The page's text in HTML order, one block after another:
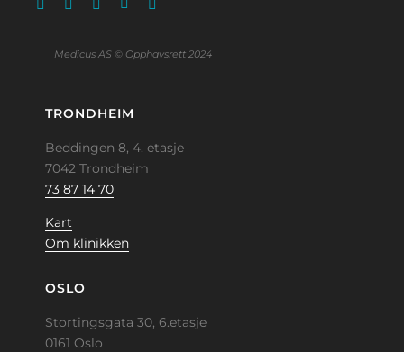
Medicus AS © Opphavsrett 2024
TRONDHEIM
Beddingen 8, 4. etasje
7042 Trondheim
73 87 14 70
Kart
Om klinikken
OSLO
Stortingsgata 30, 6.etasje
0161 Oslo